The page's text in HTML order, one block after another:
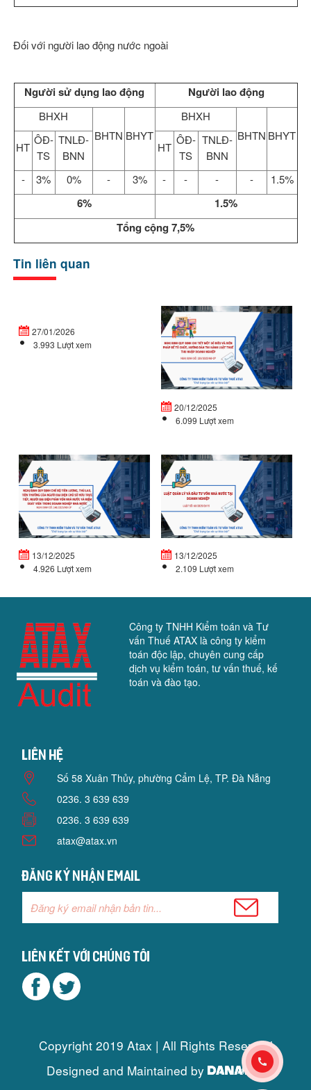
Đối với người lao động nước ngoài
Người sử dụng lao động Người lao động
BHXH
BHTN BHYT
BHXH
BHTN BHYT
HT
ÔĐ-
TS
TNLĐ-
BNN
HT
ÔĐ-
TS
TNLĐ-
BNN
-
3% 0% - 3% - - - - 1.5%
6%
1.5%
Tổng cộng 7,5%
Tin liên quan
Doanh
nghiệp
mới
thành
lập
vào
27/01/2026
3.993 Lượt xem
20/12/2025
6.099 Lượt xem
NGHỊ
ĐỊNH
QUY
CHẾ
ĐỘ
13/12/2025
4.926 Lượt xem
13/12/2025
2.109 Lượt xem
Công ty TNHH Kiểm toán và Tư
vấn Thuế ATAX là công ty kiểm
toán độc lập, chuyên cung cấp
dịch vụ kiểm toán, tư vấn thuế, kế
toán và đào tạo.
Liên hệ
Số 58 Xuân Thủy, phường Cẩm Lệ, TP. Đà Nẵng
0236. 3 639 639
0236. 3 639 639
atax@atax.vn
Đăng ký nhận email
Liên kết với chúng tôi
Copyright 2019 Atax | All Rights Reserved
Designed and Maintained by